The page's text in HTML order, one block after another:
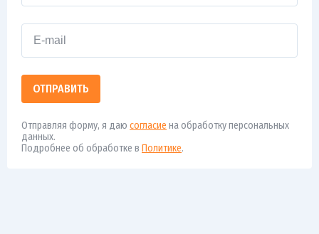
ОТПРАВИТЬ
Отправляя форму, я даю согласие на обработку персональных
данных.
Подробнее об обработке в Политике.